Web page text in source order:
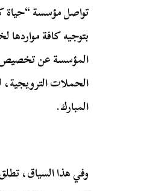
تواصل مؤسسة “حياة
بتوجيه كافة
المؤسسة عن تخصيص
الحملات
المبارك.
وفي هذا السياق،